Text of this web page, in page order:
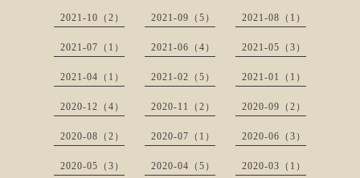
2021-10（2） 2021-09（5） 2021-08（1）
2021-07（1） 2021-06（4） 2021-05（3）
2021-04（1） 2021-02（5） 2021-01（1）
2020-12（4） 2020-11（2） 2020-09（2）
2020-08（2） 2020-07（1） 2020-06（3）
2020-05（3） 2020-04（5） 2020-03（1）